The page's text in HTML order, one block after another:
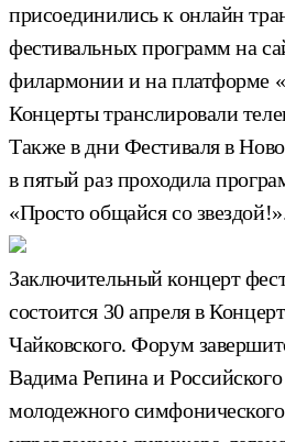
присоединились к онлайн
фестивальных программ на
филармонии и на платформе
Концерты транслировали
Также в дни Фестиваля в
в пятый раз проходила
«Просто общайся со
Заключительный концерт
состоится 30 апреля в
Чайковского. Форум
Вадима Репина и
молодежного